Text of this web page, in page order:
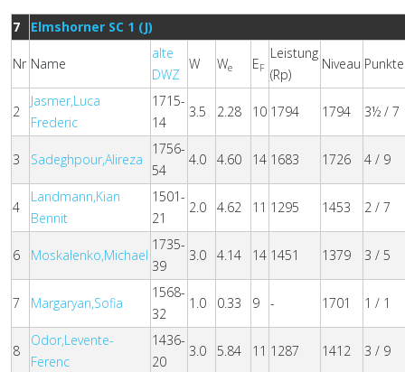
7 Elmshorner SC 1 (J)
Nr Name
alte
DWZ
W We EF
Leistung
(Rp)
Niveau Punkte
2
Jasmer,Luca
Frederic
1715-
14
3.5 2.28 10 1794 1794 3½ / 7
3 Sadeghpour,Alireza
1756-
54
4.0 4.60 14 1683 1726 4 / 9
4
Landmann,Kian
Bennit
1501-
21
2.0 4.62 11 1295 1453 2 / 7
6 Moskalenko,Michael
1735-
39
3.0 4.14 14 1451 1379 3 / 5
7 Margaryan,Sofia
1568-
32
1.0 0.33 9 - 1701 1 / 1
8
Odor,Levente-
Ferenc
1436-
20
3.0 5.84 11 1287 1412 3 / 9